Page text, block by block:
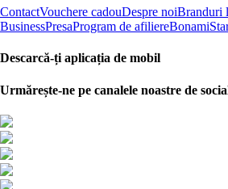
ContactVouchere cadouDespre noiBranduri
BusinessPresaProgram de afiliere
Descarcă-ți aplicația de mobil
Urmărește-ne pe canalele noastre de